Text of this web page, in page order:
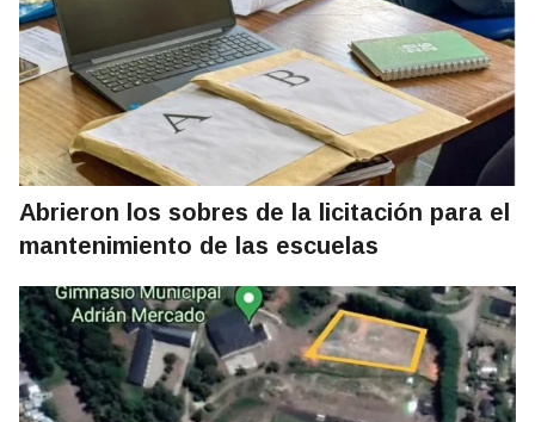
Abrieron los sobres de la licitación para el
mantenimiento de las escuelas